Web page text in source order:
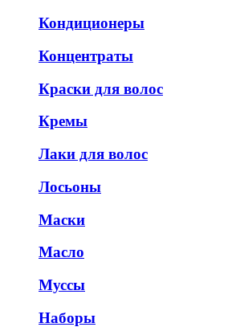
Кондиционеры
Концентраты
Краски для волос
Кремы
Лаки для волос
Лосьоны
Маски
Масло
Муссы
Наборы